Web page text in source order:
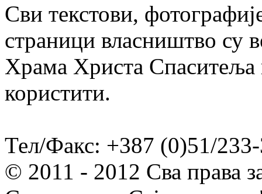
Сви текстови,
страници власништво су
Храма Христа Спаситеља
користити.
Тел/Факс: +387 (0)51/
© 2011 - 2012 Сва права